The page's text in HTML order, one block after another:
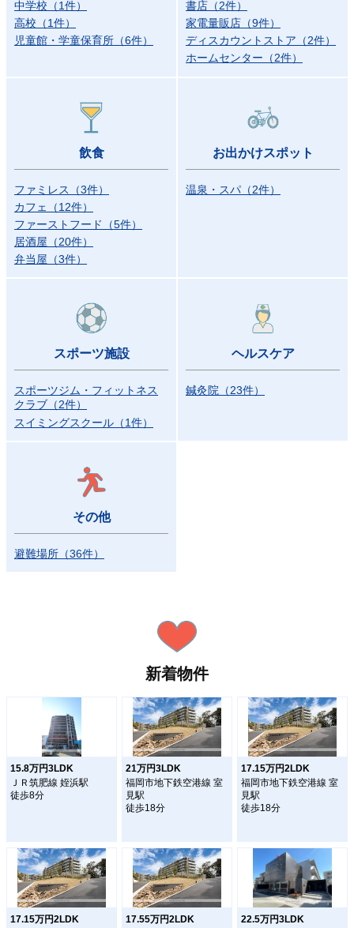
中学校 （1件）
高校 （1件）
児童館・学童保育所 （6件）
書店 （2件）
家電量販店 （9件）
ディスカウントストア （2件）
ホームセンター （2件）
飲食
ファミレス （3件）
カフェ
（12件）
ファーストフード
（5件）
居酒屋 （20件）
弁当屋 （3件）
お出かけスポット
温泉・スパ （2件）
スポーツ施設
スポーツジム・フィットネス
クラブ （2件）
スイミングスクール （1件）
ヘルスケア
鍼灸院 （23件）
その他
避難場所 （36件）
新着物件
15.8万円3LDK
ＪＲ筑肥線 姪浜駅
徒歩8分
21万円3LDK
福岡市地下鉄空港線 室
見駅
徒歩18分
17.15万円2LDK
福岡市地下鉄空港線 室
見駅
徒歩18分
17.15万円2LDK 17.55万円2LDK 22.5万円3LDK